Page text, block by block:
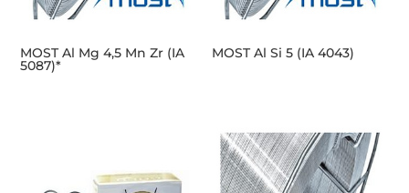
MOST Al Mg 4,5 Mn Zr (IA
5087)*
MOST Al Si 5 (IA 4043)